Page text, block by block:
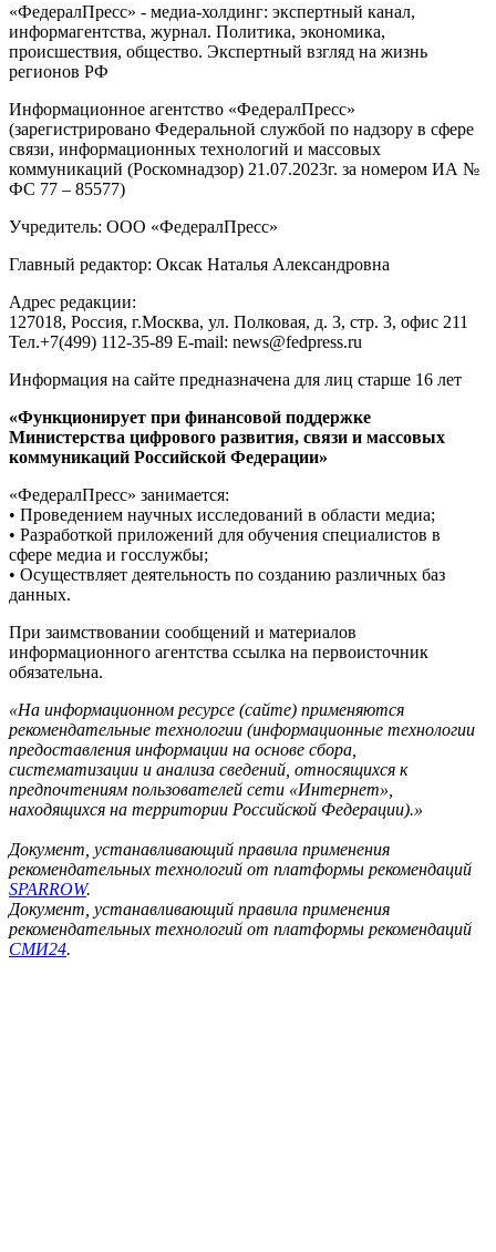
«ФедералПресс» - медиа-холдинг: экспертный канал,
информагентства, журнал. Политика, экономика,
происшествия, общество. Экспертный взгляд на жизнь
регионов РФ
Информационное агентство «ФедералПресс»
(зарегистрировано Федеральной службой по надзору в сфере
связи, информационных технологий и массовых
коммуникаций (Роскомнадзор) 21.07.2023г. за номером ИА №
ФС 77 – 85577)
Учредитель: ООО «ФедералПресс»
Главный редактор: Оксак Наталья Александровна
Адрес редакции:
127018, Россия, г.Москва, ул. Полковая, д. 3, стр. 3, офис 211
Тел.+7(499) 112-35-89 E-mail: news@fedpress.ru
Информация на сайте предназначена для лиц старше 16 лет
«Функционирует при финансовой поддержке
Министерства цифрового развития, связи и массовых
коммуникаций Российской Федерации»
«ФедералПресс» занимается:
• Проведением научных исследований в области медиа;
• Разработкой приложений для обучения специалистов в
сфере медиа и госслужбы;
• Осуществляет деятельность по созданию различных баз
данных.
При заимствовании сообщений и материалов
информационного агентства ссылка на первоисточник
обязательна.
«На информационном ресурсе (сайте) применяются
рекомендательные технологии (информационные технологии
предоставления информации на основе сбора,
систематизации и анализа сведений, относящихся к
предпочтениям пользователей сети «Интернет»,
находящихся на территории Российской Федерации).»
Документ, устанавливающий правила применения
рекомендательных технологий от платформы рекомендаций
SPARROW.
Документ, устанавливающий правила применения
рекомендательных технологий от платформы рекомендаций
СМИ24.